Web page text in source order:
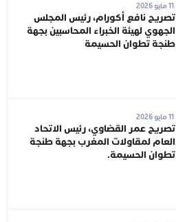
11 مايو 2026
تصريح نافع أكورام، رئيس المجلس
الجهوي لهيئة الخبراء المحاسبين بجهة
طنجة تطوان الحسيمة
11 مايو 2026
تصريح عمر القضاوي، رئيس الاتحاد
العام لمقاولات المغرب بجهة طنجة
تطوان الحسيمة.